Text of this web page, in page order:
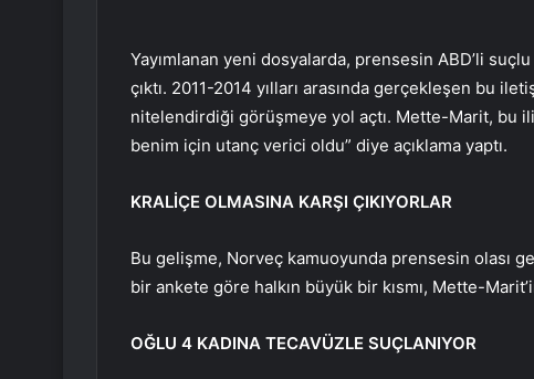
Yayımlanan yeni dosyalarda, prensesin ABD’li
çıktı. 2011-2014 yılları arasında gerçekleşen bu
nitelendirdiği görüşmeye yol açtı. Mette-Marit, bu
benim için utanç verici oldu” diye açıklama yaptı.
KRALİÇE OLMASINA KARŞI ÇIKIYORLAR
Bu gelişme, Norveç kamuoyunda prensesin olası
bir ankete göre halkın büyük bir kısmı, Mette-
OĞLU 4 KADINA TECAVÜZLE SUÇLANIYOR